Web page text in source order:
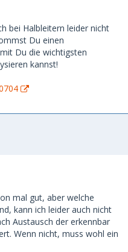
bei Halbleitern leider nicht
Du einen
Du die wichtigsten
kannst!
mal gut, aber welche
kann ich leider auch nicht
Austausch der erkennbar
Wenn nicht, muss wohl ein